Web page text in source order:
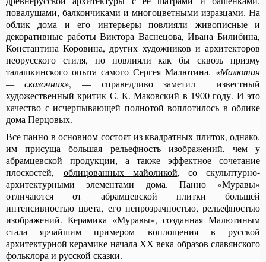
повалушами, балкончиками и многоцветными изразцами. На
облик дома и его интерьеры повлияли живописные и
декоративные работы Виктора Васнецова, Ивана Билибина,
Константина Коровина, других художников и архитекторов
неорусского стиля, но повлияли как бы сквозь призму
талашкинского опыта самого Сергея Малютина. «Малютин
— сказочник», — справедливо заметил известный
художественный критик С. К. Маковский в 1900 году. И это
качество с исчерпывающей полнотой воплотилось в облике
дома Перцовых.
Все панно в основном состоят из квадратных плиток, однако,
им присуща большая рельефность изображений, чем у
абрамцевской продукции, а также эффектное сочетание
плоскостей, облицованных майоликой, со скульптурно-
архитектурными элементами дома. Панно «Муравы»
отличаются от абрамцевской плитки большей
интенсивностью цвета, его непрозрачностью, рельефностью
изображений. Керамика «Муравы», созданная Малютиным
стала ярчайшим примером воплощения в русской
архитектурной керамике начала XX века образов славянского
фольклора и русской сказки.